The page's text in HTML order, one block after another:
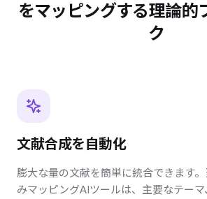
をマッピングする理論的
ク
文献合成を自動化
膨大な量の文献を簡単に統合できます
みマッピングAIツールは、主要なテー